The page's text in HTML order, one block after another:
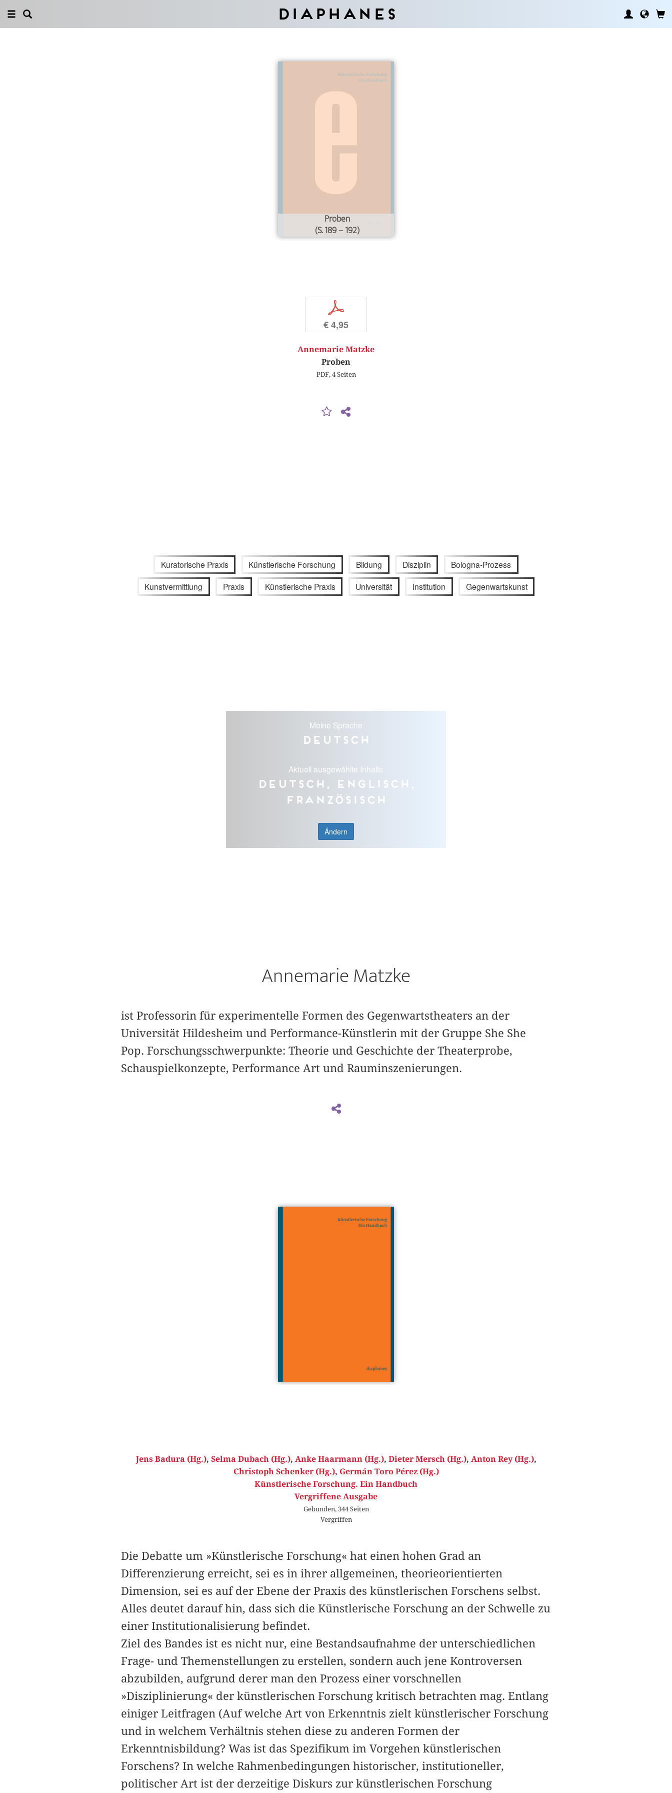
Diaphanes
Proben
(S. 189 – 192)
p
€ 4,95
Annemarie Matzke
Proben
PDF, 4 Seiten
Kuratorische Praxis Künstlerische Forschung Bildung Disziplin Bologna-Prozess
Kunstvermittlung Praxis Künstlerische Praxis Universität Institution Gegenwartskunst
Meine Sprache
Deutsch
Aktuell ausgewählte Inhalte
Deutsch, Englisch,
Französisch
Ändern
Annemarie Matzke
ist Professorin für experimentelle Formen des Gegenwartstheaters an der
Universität Hildesheim und Performance-Künstlerin mit der Gruppe She She
Pop. Forschungsschwerpunkte: Theorie und Geschichte der Theaterprobe,
Schauspielkonzepte, Performance Art und Rauminszenierungen.
Jens Badura (Hg.), Selma Dubach (Hg.), Anke Haarmann (Hg.), Dieter Mersch (Hg.), Anton Rey (Hg.),
Christoph Schenker (Hg.), Germán Toro Pérez (Hg.)
Künstlerische Forschung. Ein Handbuch
Vergriffene Ausgabe
Gebunden, 344 Seiten
Vergriffen
Die Debatte um »Künstlerische Forschung« hat einen hohen Grad an
Differenzierung erreicht, sei es in ihrer allgemeinen, theorieorientierten
Dimension, sei es auf der Ebene der Praxis des künstlerischen Forschens selbst.
Alles deutet darauf hin, dass sich die Künstlerische Forschung an der Schwelle zu
einer Institutionalisierung befindet.
Ziel des Bandes ist es nicht nur, eine Bestandsaufnahme der unterschiedlichen
Frage- und Themenstellungen zu erstellen, sondern auch jene Kontroversen
abzubilden, aufgrund derer man den Prozess einer vorschnellen
»Disziplinierung« der künstlerischen Forschung kritisch betrachten mag. Entlang
einiger Leitfragen (Auf welche Art von Erkenntnis zielt künstlerischer Forschung
und in welchem Verhältnis stehen diese zu anderen Formen der
Erkenntnisbildung? Was ist das Spezifikum im Vorgehen künstlerischen
Forschens? In welche Rahmenbedingungen historischer, institutioneller,
politischer Art ist der derzeitige Diskurs zur künstlerischen Forschung